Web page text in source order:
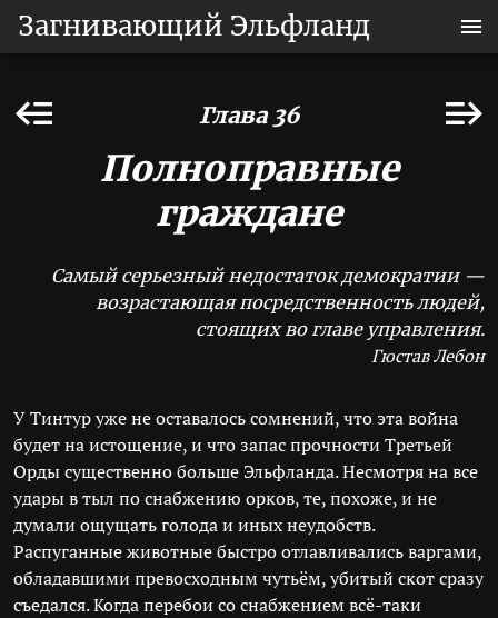
Загнивающий Эльфланд
Глава 36
Полноправные
граждане
Самый серьезный недостаток демократии —
возрастающая посредственность людей,
стоящих во главе управления.
Гюстав Лебон
У Тинтур уже не оставалось сомнений, что эта война
будет на истощение, и что запас прочности Третьей
Орды существенно больше Эльфланда. Несмотря на все
удары в тыл по снабжению орков, те, похоже, и не
думали ощущать голода и иных неудобств.
Распуганные животные быстро отлавливались варгами,
обладавшими превосходным чутьём, убитый скот сразу
съедался. Когда перебои со снабжением всё-таки